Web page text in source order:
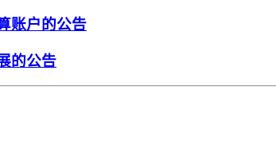
账户的公告
的公告